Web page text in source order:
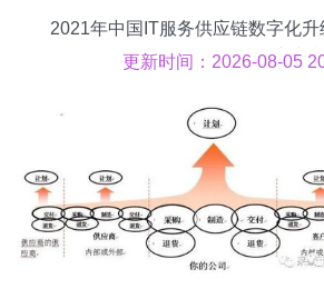
2021年中国IT服务供应链数字化
链管理服务的新契
更新时间：2026-08-05